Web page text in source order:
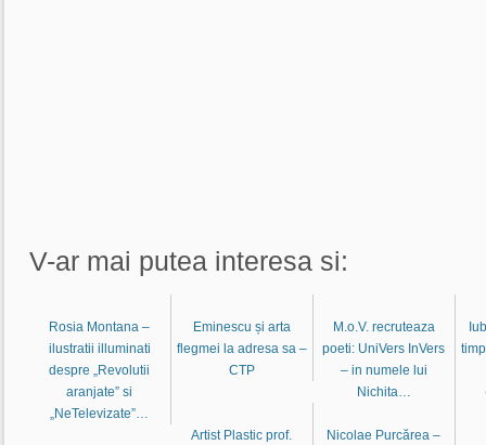
V-ar mai putea interesa si:
Rosia Montana –
ilustratii illuminati
despre „Revolutii
aranjate” si
„NeTelevizate”…
Eminescu și arta
flegmei la adresa sa –
CTP
M.o.V. recruteaza
poeti: UniVers InVers
– in numele lui
Nichita…
Artist Plastic prof.
Nicolae Purcărea –